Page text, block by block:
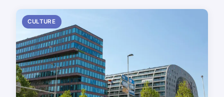
CULTURE